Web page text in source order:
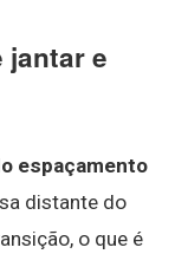
jantar e
espaçamento
distante do
o que é